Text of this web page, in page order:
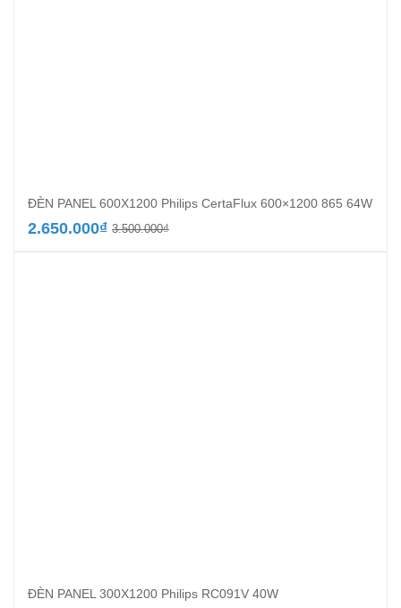
ĐÈN PANEL 600X1200 Philips CertaFlux 600×1200 865 64W
3.500.000₫Giá
2.650.000₫
Giá
ĐÈN PANEL 300X1200 Philips RC091V 40W